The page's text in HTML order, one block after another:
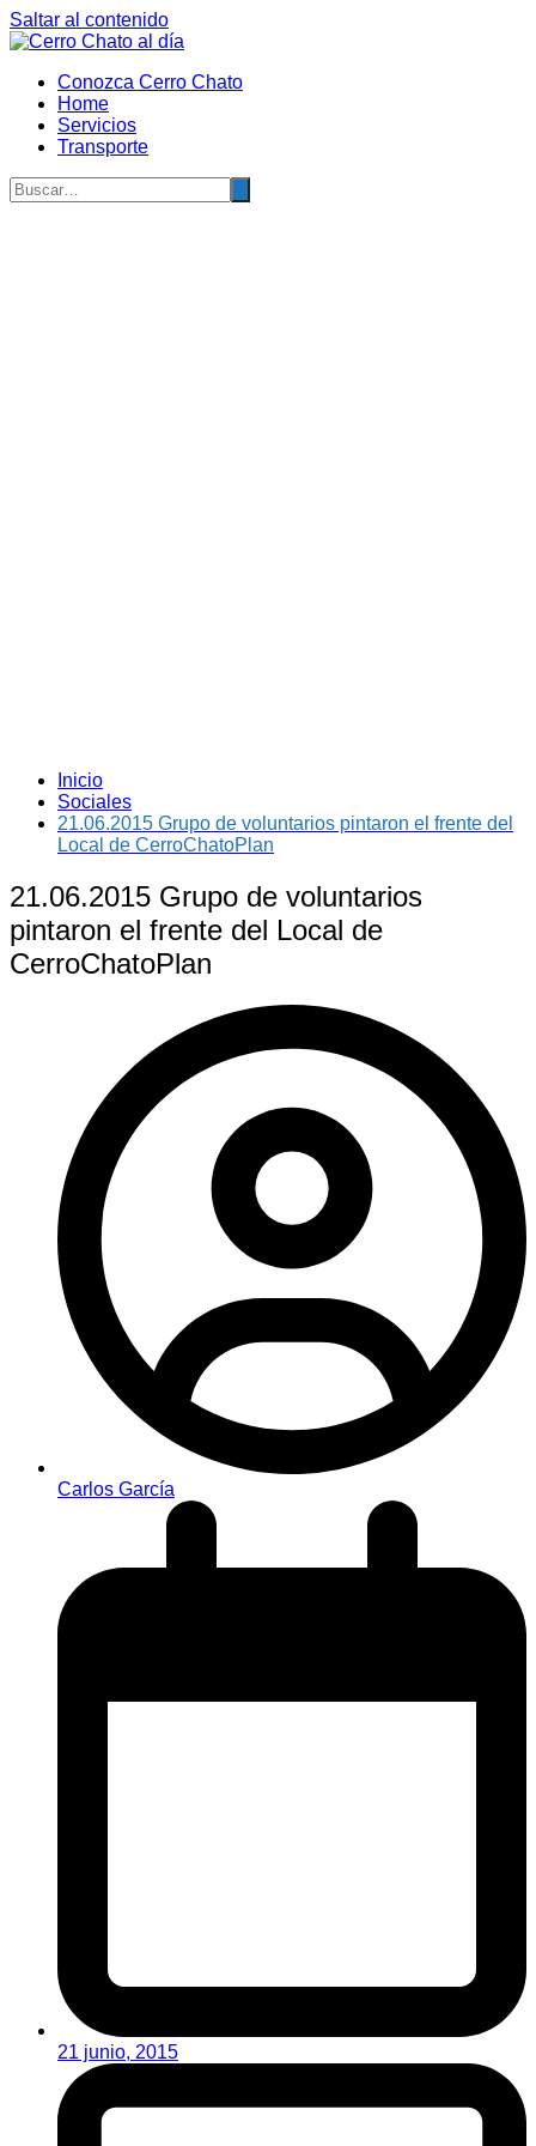
Saltar al contenido
Conozca Cerro Chato
Home
Servicios
Transporte
Inicio
Sociales
21.06.2015 Grupo de voluntarios pintaron el frente del
Local de CerroChatoPlan
21.06.2015 Grupo de voluntarios
pintaron el frente del Local de
CerroChatoPlan
Carlos García
21 junio, 2015